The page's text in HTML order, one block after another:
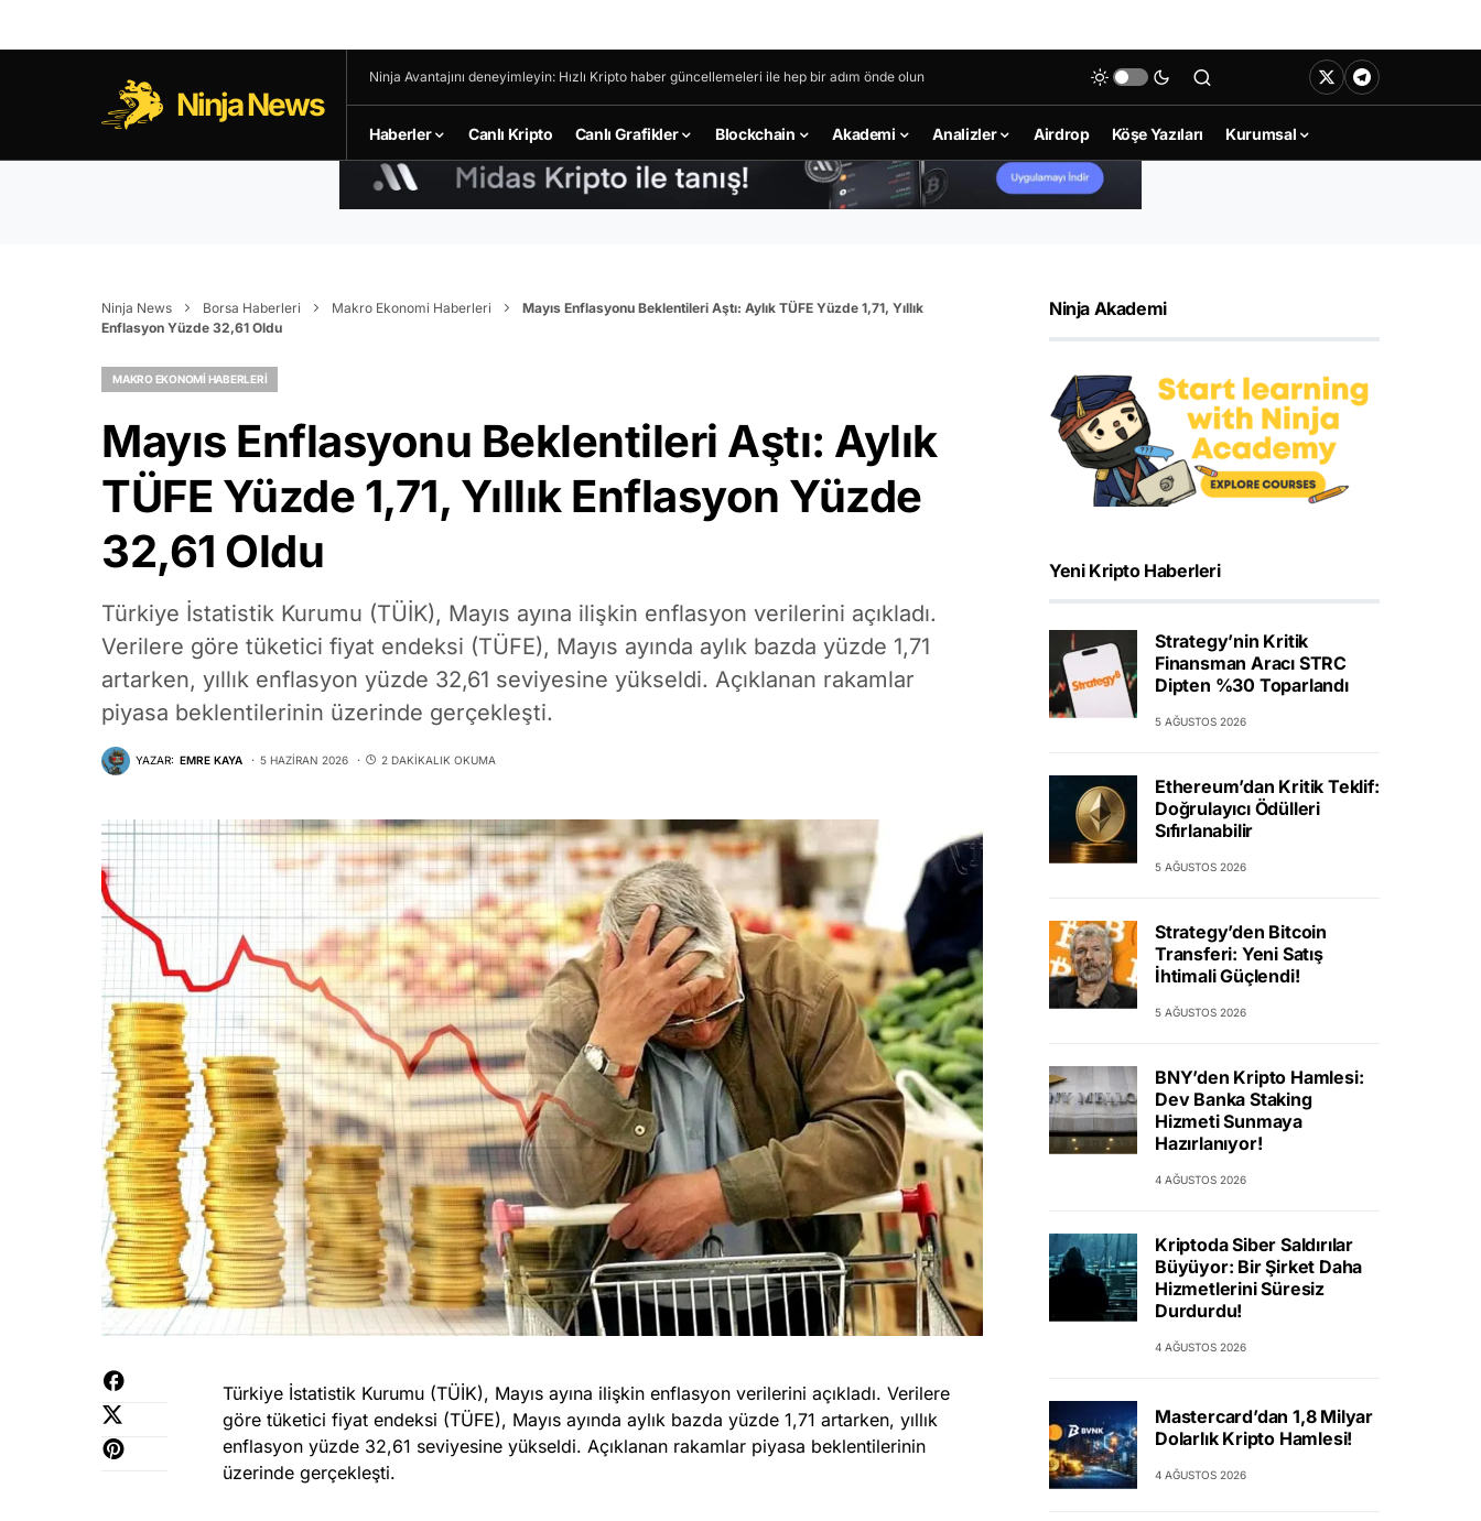
Ninja News
Ninja Avantajını deneyimleyin: Hızlı Kripto haber güncellemeleri ile hep bir adım önde olun
Haberler Canlı Kripto Canlı Grafikler Blockchain Akademi Analizler Airdrop Köşe Yazıları Kurumsal
Ninja News Borsa Haberleri Makro Ekonomi Haberleri
Mayıs Enflasyonu Beklentileri Aştı: Aylık TÜFE Yüzde 1,71, Yıllık
Enflasyon Yüzde 32,61 Oldu
MAKRO EKONOMI HABERLERI
Mayıs Enflasyonu Beklentileri Aştı: Aylık
TÜFE Yüzde 1,71, Yıllık Enflasyon Yüzde
32,61 Oldu
Türkiye İstatistik Kurumu (TÜİK), Mayıs ayına ilişkin enflasyon verilerini açıkladı.
Verilere göre tüketici fiyat endeksi (TÜFE), Mayıs ayında aylık bazda yüzde 1,71
artarken, yıllık enflasyon yüzde 32,61 seviyesine yükseldi. Açıklanan rakamlar
piyasa beklentilerinin üzerinde gerçekleşti.
YAZAR: EMRE KAYA 5 HAZIRAN 2026 2 DAKIKALIK OKUMA
Türkiye İstatistik Kurumu (TÜİK), Mayıs ayına ilişkin enflasyon verilerini açıkladı. Verilere
göre tüketici fiyat endeksi (TÜFE), Mayıs ayında aylık bazda yüzde 1,71 artarken, yıllık
enflasyon yüzde 32,61 seviyesine yükseldi. Açıklanan rakamlar piyasa beklentilerinin
üzerinde gerçekleşti.
Ninja Akademi
Yeni Kripto Haberleri
Strategy’nin Kritik
Finansman Aracı STRC
Dipten %30 Toparlandı
5 AĞUSTOS 2026
Ethereum’dan Kritik Teklif:
Doğrulayıcı Ödülleri
Sıfırlanabilir
5 AĞUSTOS 2026
Strategy’den Bitcoin
Transferi: Yeni Satış
İhtimali Güçlendi!
5 AĞUSTOS 2026
BNY’den Kripto Hamlesi:
Dev Banka Staking
Hizmeti Sunmaya
Hazırlanıyor!
4 AĞUSTOS 2026
Kriptoda Siber Saldırılar
Büyüyor: Bir Şirket Daha
Hizmetlerini Süresiz
Durdurdu!
4 AĞUSTOS 2026
Mastercard’dan 1,8 Milyar
Dolarlık Kripto Hamlesi!
4 AĞUSTOS 2026